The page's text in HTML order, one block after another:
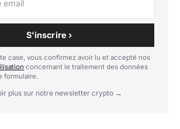
S'inscrire ›
case, vous confirmez avoir lu et accepté nos
concernant le traitement des données
formulaire.
plus sur notre newsletter crypto →